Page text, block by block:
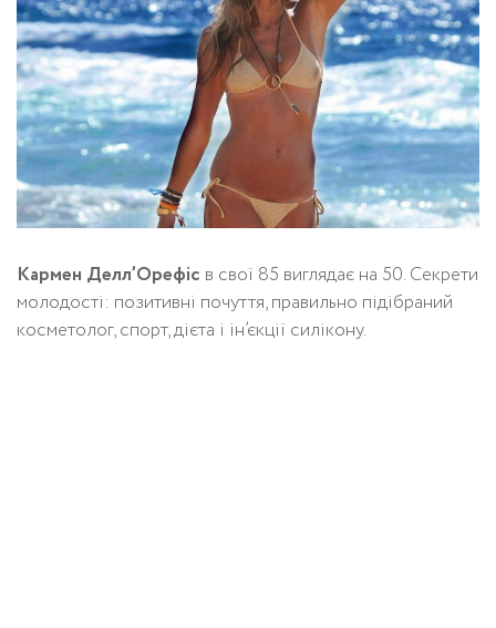
Кармен Делл’Орефіс в свої 85 виглядає на 50. Секрети
молодості: позитивні почуття, правильно підібраний
косметолог, спорт, дієта і ін’єкції силікону.